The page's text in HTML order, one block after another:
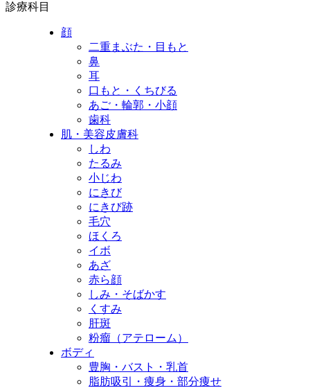
診療科目
顔
二重まぶた・目もと
鼻
耳
口もと・くちびる
あご・輪郭・小顔
歯科
肌・美容皮膚科
しわ
たるみ
小じわ
にきび
にきび跡
毛穴
ほくろ
イボ
あざ
赤ら顔
しみ・そばかす
くすみ
肝斑
粉瘤（アテローム）
ボディ
豊胸・バスト・乳首
脂肪吸引・痩身・部分痩せ